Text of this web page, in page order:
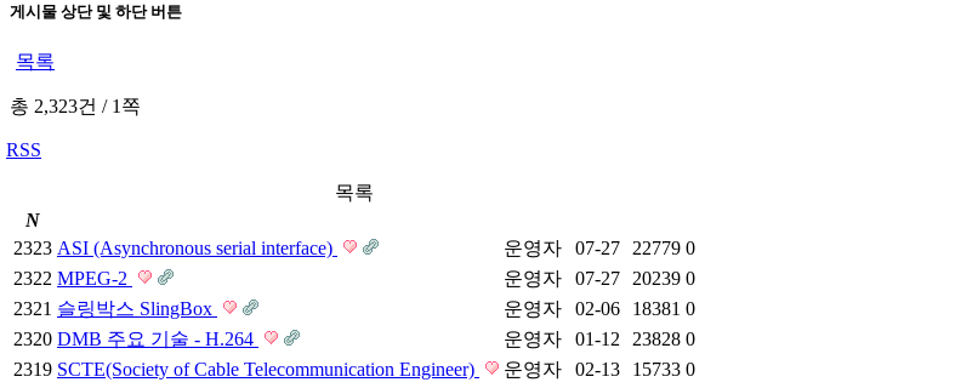
게시물 상단 및 하단 버튼
목록
총 2,323건 /1쪽
RSS
목록
N
2323 ASI (Asynchronous serial interface) 운영자 07-27 22779 0
2322 MPEG-2 운영자 07-27 20239 0
2321 슬링박스 SlingBox 운영자 02-06 18381 0
2320 DMB 주요 기술 - H.264 운영자 01-12 23828 0
2319 SCTE(Society of Cable Telecommunication Engineer) 운영자 02-13 15733 0